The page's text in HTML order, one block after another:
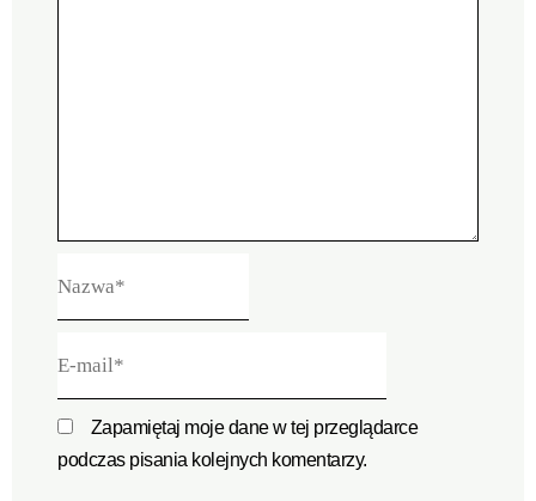
mail*
Zapamiętaj moje dane w tej przeglądarce
podczas pisania kolejnych komentarzy.